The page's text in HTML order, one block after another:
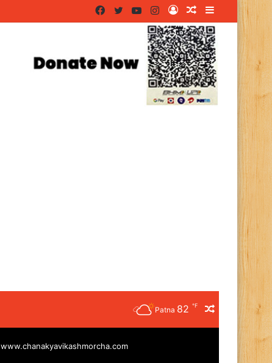
Sidebar
Random
Article
Log
In
Instagram
YouTube
Twitter
Facebook
Random
Article
Patna 82 ℉
www.chanakyavikashmorcha.com